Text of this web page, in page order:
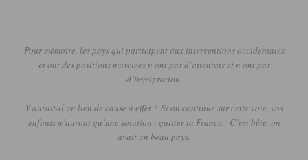
Pour mémoire, les pays qui participent aux interventions occidentales
et ont des positions musclées n’ont pas d’attentats et n’ont pas
d’immigration.
Y aurait-il un lien de cause à effet ? Si on continue sur cette voie, vos
enfants n’auront qu’une solution : quitter la France. C’est bête, on
avait un beau pays.